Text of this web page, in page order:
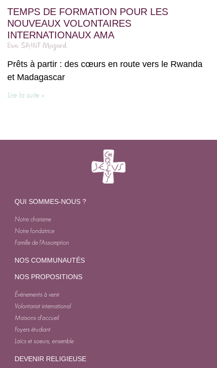
TEMPS DE FORMATION POUR LES
NOUVEAUX VOLONTAIRES
INTERNATIONAUX AMA
Eva SAINT Mazard
Prêts à partir : des cœurs en route vers le Rwanda
et Madagascar
Lire la suite »
QUI SOMMES-NOUS ?
Notre charisme
Notre fondatrice
Famille de l'Assomption
NOS COMMUNAUTÉS
NOS PROPOSITIONS
Événements à venir
Volontariat international
Maisons d'accueil
Foyers étudiant
Laïcs et soeurs, ensemble
DEVENIR RELIGIEUSE